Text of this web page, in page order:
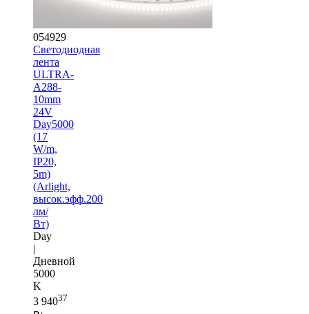
054929
Светодиодная
лента
ULTRA-
A288-
10mm
24V
Day5000
(17
W/m,
IP20,
5m)
(Arlight,
высок.эфф.200
лм/
Вт)
Day
|
Дневной
5000
K
3 94037